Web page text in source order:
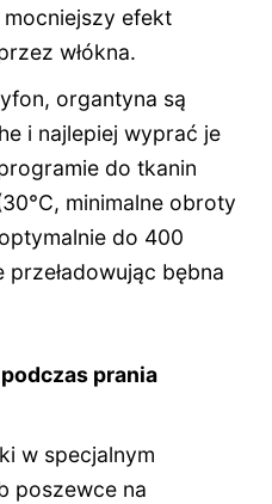
mocniejszy efekt
włókna.
organtyna są
i najlepiej wyprać je
do tkanin
minimalne obroty
do 400
przeładowując bębna
prania
w specjalnym
poszewce na